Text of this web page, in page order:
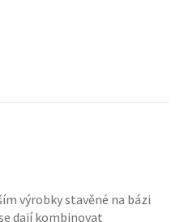
výrobky stavěné na bázi
dají kombinovat